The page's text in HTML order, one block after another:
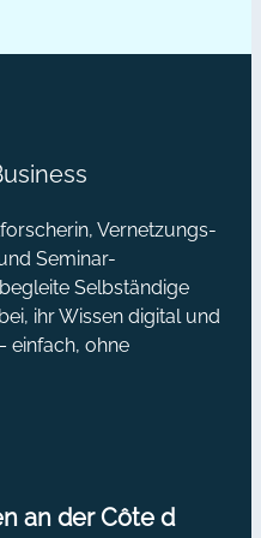
in dem vor
Vernetzungs-
Seminar-
Selbständige
ihr Wissen digital und
einfach, ohne
an der Côte d